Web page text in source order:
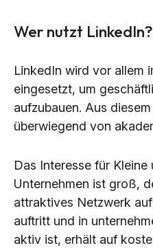
Wer nutzt LinkedIn?
LinkedIn wird vor allem
eingesetzt, um
aufzubauen. Aus
überwiegend von
Das Interesse für
Unternehmen ist groß,
attraktives Netzwerk
auftritt und in
aktiv ist, erhält auf